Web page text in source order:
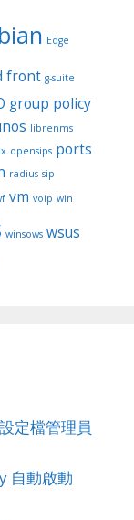
Edge
front g-suite
group policy
librenms
opensips ports
radius sip
vm voip win
winsows wsus
定檔管理員
自動啟動